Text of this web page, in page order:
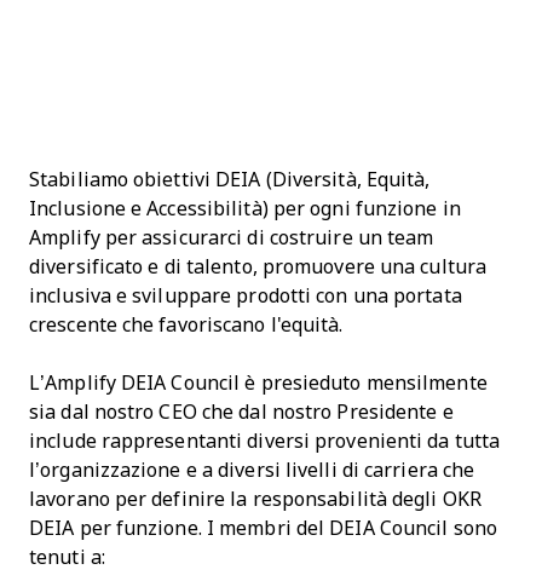
Stabiliamo obiettivi DEIA (Diversità, Equità,
Inclusione e Accessibilità) per ogni funzione in
Amplify per assicurarci di costruire un team
diversificato e di talento, promuovere una cultura
inclusiva e sviluppare prodotti con una portata
crescente che favoriscano l'equità.
L’Amplify DEIA Council è presieduto mensilmente
sia dal nostro CEO che dal nostro Presidente e
include rappresentanti diversi provenienti da tutta
l’organizzazione e a diversi livelli di carriera che
lavorano per definire la responsabilità degli OKR
DEIA per funzione. I membri del DEIA Council sono
tenuti a: